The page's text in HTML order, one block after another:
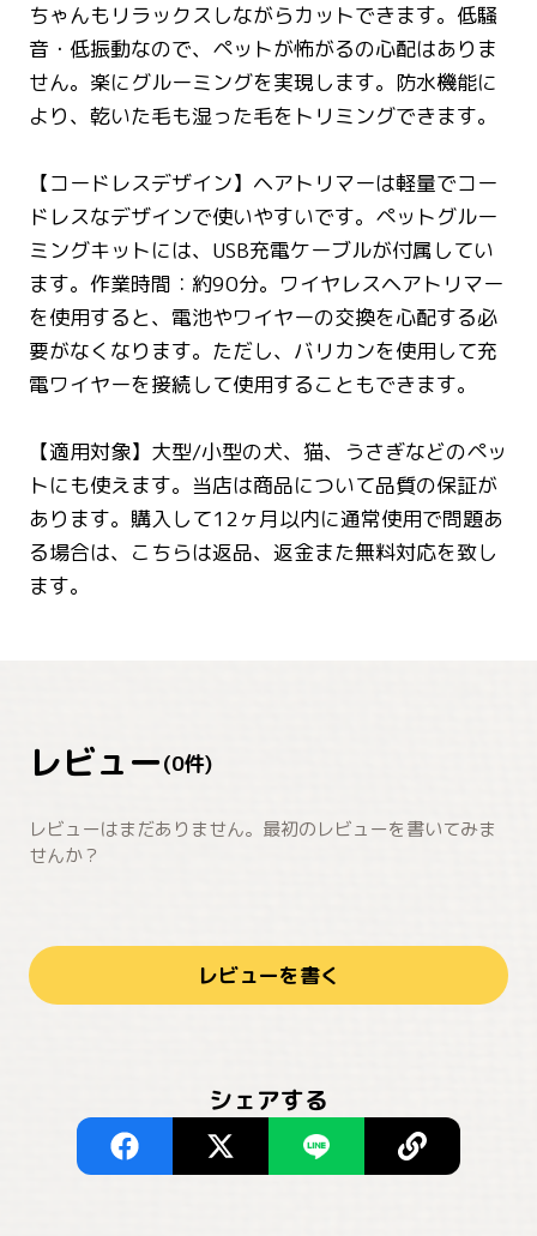
ちゃんもリラックスしながらカットできます。低騒
音・低振動なので、ペットが怖がるの心配はありま
せん。楽にグルーミングを実現します。防水機能に
より、乾いた毛も湿った毛をトリミングできます。
【コードレスデザイン】ヘアトリマーは軽量でコー
ドレスなデザインで使いやすいです。ペットグルー
ミングキットには、USB充電ケーブルが付属してい
ます。作業時間：約90分。ワイヤレスヘアトリマー
を使用すると、電池やワイヤーの交換を心配する必
要がなくなります。ただし、バリカンを使用して充
電ワイヤーを接続して使用することもできます。
【適用対象】大型/小型の犬、猫、うさぎなどのペッ
トにも使えます。当店は商品について品質の保証が
あります。購入して12ヶ月以内に通常使用で問題あ
る場合は、こちらは返品、返金また無料対応を致し
ます。
レビュー(0件)
レビューはまだありません。最初のレビューを書いてみま
せんか？
レビューを書く
シェアする